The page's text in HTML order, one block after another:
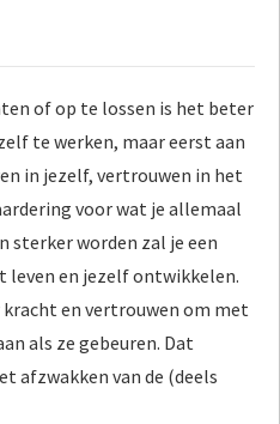
of op te lossen is het beter
te werken, maar eerst aan
in jezelf, vertrouwen in het
voor wat je allemaal
sterker worden zal je een
leven en jezelf ontwikkelen.
kracht en vertrouwen om met
als ze gebeuren. Dat
afzwakken van de (deels